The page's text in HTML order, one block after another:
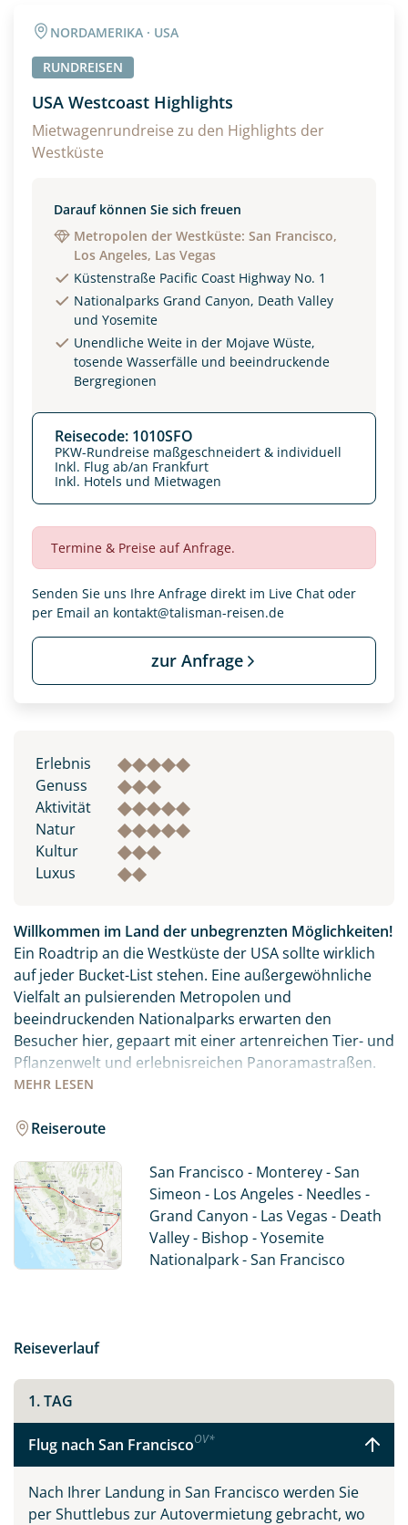
NORDAMERIKA · USA
RUNDREISEN
USA Westcoast Highlights
Mietwagenrundreise zu den Highlights der
Westküste
Darauf können Sie sich freuen
Metropolen der Westküste: San Francisco,
Los Angeles, Las Vegas
Küstenstraße Pacific Coast Highway No. 1
Nationalparks Grand Canyon, Death Valley
und Yosemite
Unendliche Weite in der Mojave Wüste,
tosende Wasserfälle und beeindruckende
Bergregionen
Reisecode: 1010SFO
PKW-Rundreise maßgeschneidert & individuell
Inkl. Flug ab/an Frankfurt
Inkl. Hotels und Mietwagen
Termine & Preise auf Anfrage.
Senden Sie uns Ihre Anfrage direkt im Live Chat oder
per Email an kontakt@talisman-reisen.de
zur Anfrage
Erlebnis
Genuss
Aktivität
Natur
Kultur
Luxus
MEHR LESEN
Willkommen im Land der unbegrenzten Möglichkeiten!
Ein Roadtrip an die Westküste der USA sollte wirklich
auf jeder Bucket-List stehen. Eine außergewöhnliche
Vielfalt an pulsierenden Metropolen und
beeindruckenden Nationalparks erwarten den
Besucher hier, gepaart mit einer artenreichen Tier- und
Pflanzenwelt und erlebnisreichen Panoramastraßen.
Golden Gate Bridge oder das Hollywood-Sign. Mit
unserer Reise erleben Sie einen perfekten Mix aus den
Städten San Francisco, Los Angeles und Las Vegas,
kombiniert mit den unendlichen Weiten des Westens
und den Nationalparks Grand Canyon, Yosemite und
Death Valley. Also: Worauf warten Sie noch? „Let’s go
West!“
eigene Art sehenswert. So findet man in San Francisco
neben den Cable Cars und der ehemaligen
Gefängnisinsel Alcatraz viele Spuren der Hippie-
Vergangenheit, während sich in Beverly Hills oder
Hollywood die Schönen und Reichen die Klinke in die
Hand geben, und in den zahlreichen Spielcasinos in
den Themenhotels am Las Vegas Strip gerne mal alles
auf eine Karte gesetzt wird.
Reiseroute
San Francisco - Monterey - San
Simeon - Los Angeles - Needles -
Grand Canyon - Las Vegas - Death
Valley - Bishop - Yosemite
Nationalpark - San Francisco
Reiseverlauf
1. TAG
Flug nach San FranciscoOV*
Nach Ihrer Landung in San Francisco werden Sie
per Shuttlebus zur Autovermietung gebracht, wo
Alter
Unterkunft
EZ Familienzimmer
Reisebeginn
Datenschutz & Transparenz ist uns sehr wichtig!
Kenntnis genommen und akzeptiert haben.